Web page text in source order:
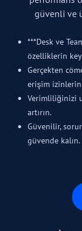
güvenli ve
***Desk ve
özelliklerin
Gerçekten
erişim
Verimliliğinizi
artırın.
Güvenilir,
güvende kalın.